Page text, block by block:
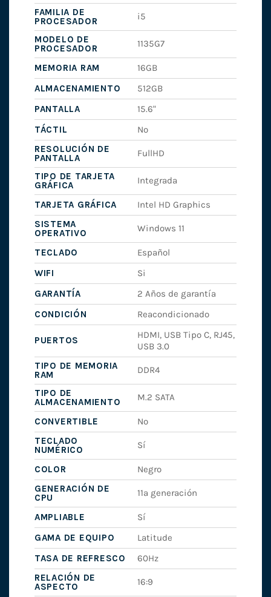
FAMILIA DE
PROCESADOR
i5
MODELO DE
PROCESADOR
1135G7
MEMORIA RAM
16GB
ALMACENAMIENTO
512GB
PANTALLA
15.6"
TÁCTIL
No
RESOLUCIÓN DE
PANTALLA
FullHD
TIPO DE TARJETA
GRÁFICA
Integrada
TARJETA GRÁFICA
Intel HD Graphics
SISTEMA
OPERATIVO
Windows 11
TECLADO
Español
WIFI
Si
GARANTÍA
2 Años de garantía
CONDICIÓN
Reacondicionado
PUERTOS
HDMI, USB Tipo C, RJ45,
USB 3.0
TIPO DE MEMORIA
RAM
DDR4
TIPO DE
ALMACENAMIENTO
M.2 SATA
CONVERTIBLE
No
TECLADO
NUMÉRICO
Sí
COLOR
Negro
GENERACIÓN DE
CPU
11ª generación
AMPLIABLE
Sí
GAMA DE EQUIPO
Latitude
TASA DE REFRESCO
60Hz
RELACIÓN DE
ASPECTO
16:9